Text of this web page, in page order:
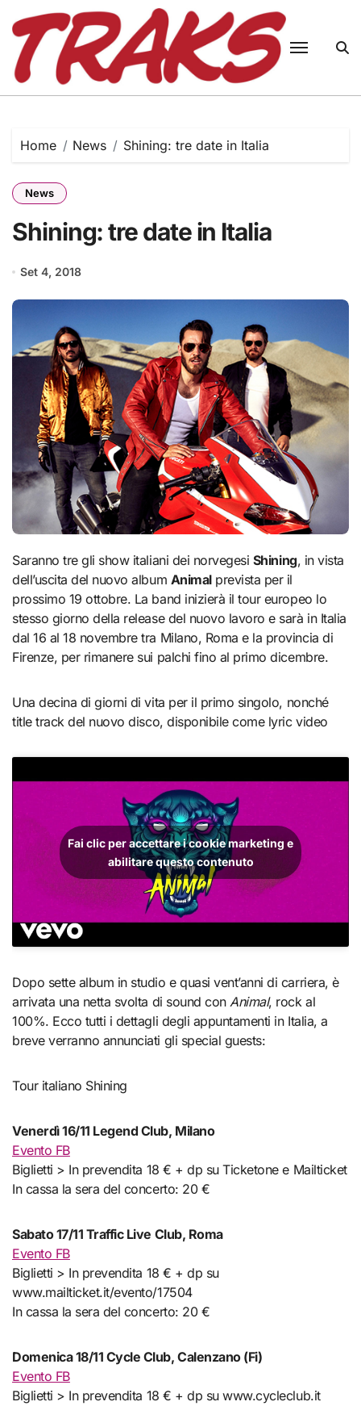
content
Home News Shining: tre date in Italia
News
Shining: tre date in Italia
Set 4, 2018
Saranno tre gli show italiani dei norvegesi Shining, in vista
dell’uscita del nuovo album Animalprevista per il
prossimo 19 ottobre. La band inizierà il tour europeo lo
stesso giorno della release del nuovo lavoro e sarà in Italia
dal 16 al 18 novembre tra Milano, Roma e la provincia di
Firenze, per rimanere sui palchi fino al primo dicembre.
Una decina di giorni di vita per il primo singolo, nonché
title track del nuovo disco, disponibile come lyric video
Fai clic per accettare i cookie marketing e
abilitare questo contenuto
Dopo sette album in studio e quasi vent’anni di carriera, è
arrivata una netta svolta di sound conAnimal, rock al
100%. Ecco tutti i dettagli degli appuntamenti in Italia, a
breve verranno annunciati gli special guests:
Tour italiano Shining
Venerdì 16/11 Legend Club, Milano
Evento FB
Biglietti > In prevendita 18 € + dp su Ticketone e Mailticket
In cassa la sera del concerto: 20 €
Sabato 17/11 Traffic Live Club, Roma
Evento FB
Biglietti > In prevendita 18 € + dp su
www.mailticket.it/evento/17504
In cassa la sera del concerto: 20 €
Domenica 18/11 Cycle Club, Calenzano (Fi)
Evento FB
Biglietti > In prevendita 18 € + dp su www.cycleclub.it